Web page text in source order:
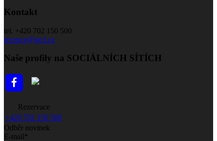
Kontakt
tel. +420 702 150 500
recepce@grcl.cz
Naše profily na SOCIÁLNÍCH SÍTÍCH
Rezervace
+420 702 150 500
Odběr novinek
E-mail*